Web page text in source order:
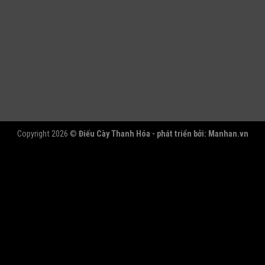
Copyright 2026 © Điếu Cày Thanh Hóa - phát triển bởi: Manhan.vn